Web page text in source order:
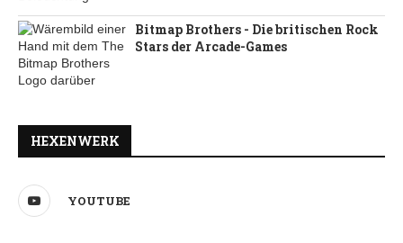
Bitmap Brothers - Die britischen Rock
Stars der Arcade-Games
HEXENWERK
YOUTUBE